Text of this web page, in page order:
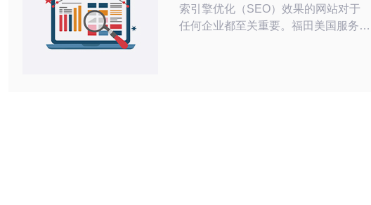
索引擎优化（SEO）效果的网站对于
任何企业都至关重要。福田美国服务器